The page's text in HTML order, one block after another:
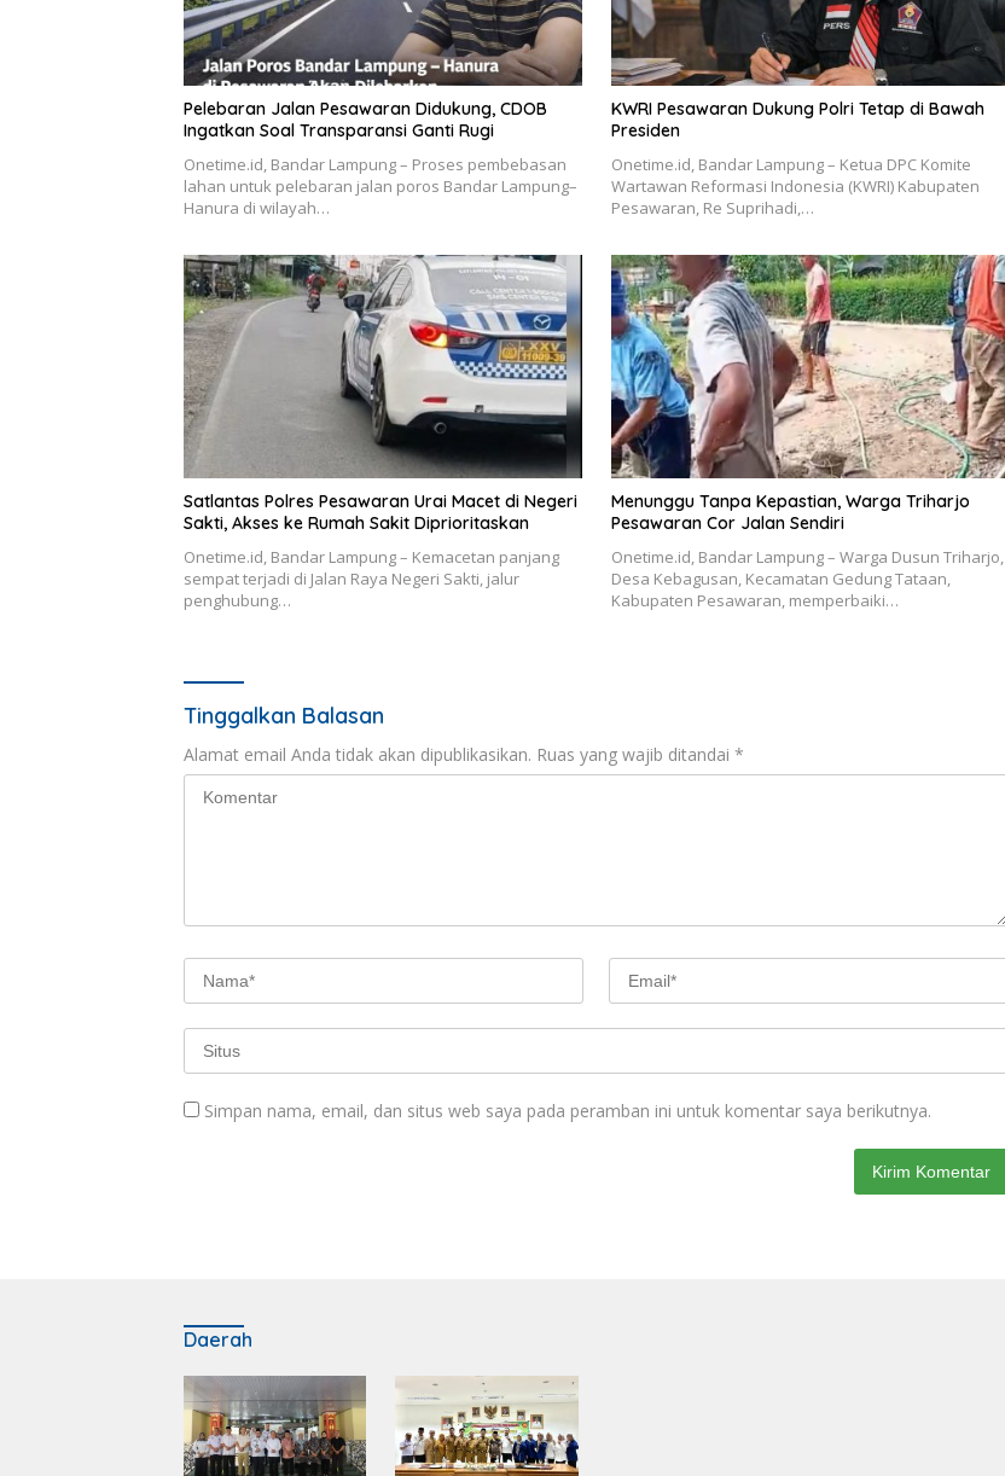
Pelebaran Jalan Pesawaran Didukung, CDOB
Ingatkan Soal Transparansi Ganti Rugi
Onetime.id, Bandar Lampung – Proses pembebasan
lahan untuk pelebaran jalan poros Bandar Lampung–
Hanura di wilayah…
KWRI Pesawaran Dukung Polri Tetap di Bawah
Presiden
Onetime.id, Bandar Lampung – Ketua DPC Komite
Wartawan Reformasi Indonesia (KWRI) Kabupaten
Pesawaran, Re Suprihadi,…
Satlantas Polres Pesawaran Urai Macet di Negeri
Sakti, Akses ke Rumah Sakit Diprioritaskan
Onetime.id, Bandar Lampung – Kemacetan panjang
sempat terjadi di Jalan Raya Negeri Sakti, jalur
penghubung…
Menunggu Tanpa Kepastian, Warga Triharjo
Pesawaran Cor Jalan Sendiri
Onetime.id, Bandar Lampung – Warga Dusun Triharjo,
Desa Kebagusan, Kecamatan Gedung Tataan,
Kabupaten Pesawaran, memperbaiki…
Tinggalkan Balasan
Alamat email Anda tidak akan dipublikasikan. Ruas yang wajib ditandai *
Simpan nama, email, dan situs web saya pada peramban ini untuk komentar saya berikutnya.
Daerah